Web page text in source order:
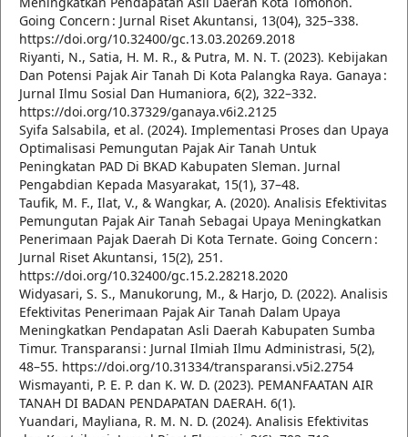
Going Concern : Jurnal Riset Akuntansi, 13(04), 325–338.
https://doi.org/10.32400/gc.13.03.20269.2018
Riyanti, N., Satia, H. M. R., & Putra, M. N. T. (2023). Kebijakan
Dan Potensi Pajak Air Tanah Di Kota Palangka Raya. Ganaya :
Jurnal Ilmu Sosial Dan Humaniora, 6(2), 322–332.
https://doi.org/10.37329/ganaya.v6i2.2125
Syifa Salsabila, et al. (2024). Implementasi Proses dan Upaya
Optimalisasi Pemungutan Pajak Air Tanah Untuk
Peningkatan PAD Di BKAD Kabupaten Sleman. Jurnal
Pengabdian Kepada Masyarakat, 15(1), 37–48.
Taufik, M. F., Ilat, V., & Wangkar, A. (2020). Analisis Efektivitas
Pemungutan Pajak Air Tanah Sebagai Upaya Meningkatkan
Penerimaan Pajak Daerah Di Kota Ternate. Going Concern :
Jurnal Riset Akuntansi, 15(2), 251.
https://doi.org/10.32400/gc.15.2.28218.2020
Widyasari, S. S., Manukorung, M., & Harjo, D. (2022). Analisis
Efektivitas Penerimaan Pajak Air Tanah Dalam Upaya
Meningkatkan Pendapatan Asli Daerah Kabupaten Sumba
Timur. Transparansi : Jurnal Ilmiah Ilmu Administrasi, 5(2),
48–55. https://doi.org/10.31334/transparansi.v5i2.2754
Wismayanti, P. E. P. dan K. W. D. (2023). PEMANFAATAN AIR
TANAH DI BADAN PENDAPATAN DAERAH. 6(1).
Yuandari, Mayliana, R. M. N. D. (2024). Analisis Efektivitas